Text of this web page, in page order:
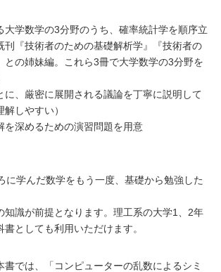
大学数学の3分野のうち、確率統計学を順序立
刊『技術者のための基礎解析学』『技術者の
との姉妹編。これら3冊で大学数学の3分野を
に、厳密に展開される議論を丁寧に説明して
しやすい）
を深めるための演習問題を用意
に学んだ数学をもう一度、基礎から勉強した
識が前提となります。理工系の大学1、2年
としても利用いただけます。
書では、「コンピューターの乱数によるシミ